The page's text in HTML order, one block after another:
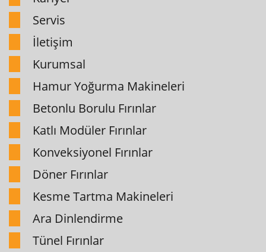
Servis
İletişim
Kurumsal
Hamur Yoğurma Makineleri
Betonlu Borulu Fırınlar
Katlı Modüler Fırınlar
Konveksiyonel Fırınlar
Döner Fırınlar
Kesme Tartma Makineleri
Ara Dinlendirme
Tünel Fırınlar